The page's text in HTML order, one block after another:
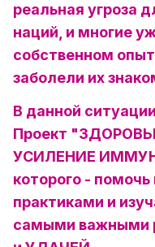
реальная угроза
наций, и многие
собственном
заболели их
В данной
Проект
УСИЛЕНИЕ
которого -
практиками и
самыми важными